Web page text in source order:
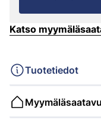
Katso
Tuotetiedot